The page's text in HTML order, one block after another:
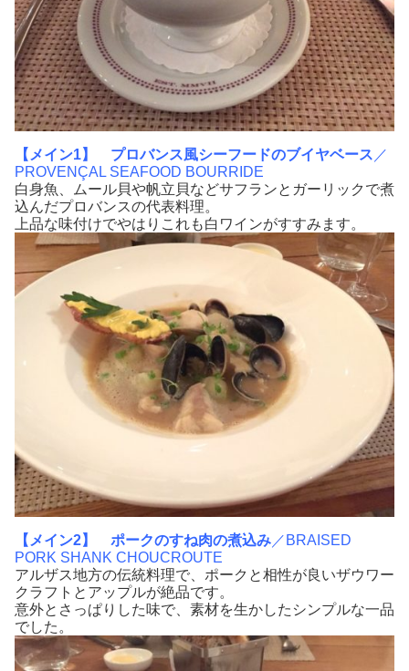
【メイン1】 プロバンス風シーフードのブイヤベース ／
PROVENÇAL SEAFOOD BOURRIDE
白身魚、ムール貝や帆立貝などサフランとガーリックで煮
込んだプロバンスの代表料理。
上品な味付けでやはりこれも白ワインがすすみます。
【メイン2】 ポークのすね肉の煮込み ／BRAISED
PORK SHANK CHOUCROUTE
アルザス地方の伝統料理で、ポークと相性が良いザウワー
クラフトとアップルが絶品です。
意外とさっぱりした味で、素材を生かしたシンプルな一品
でした。